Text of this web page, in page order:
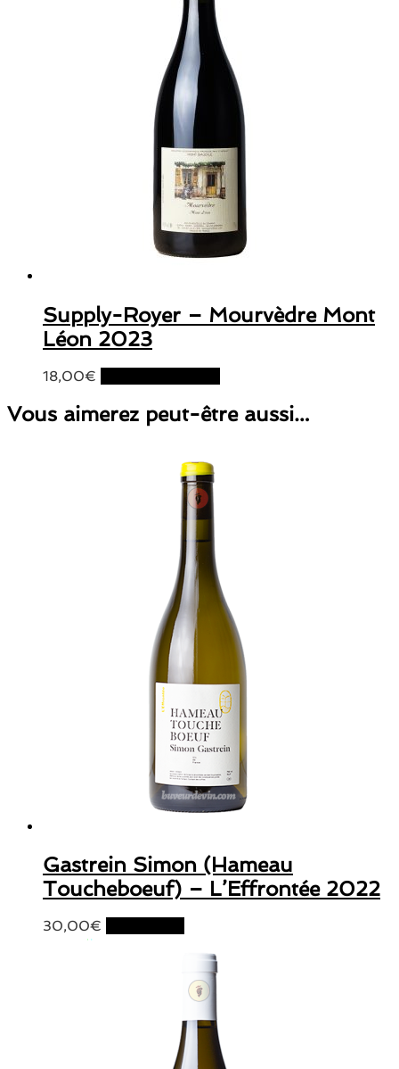
Supply-Royer – Mourvèdre Mont
Léon 2023
18,00€
Vous aimerez peut-être aussi…
Gastrein Simon (Hameau
Toucheboeuf) – L’Effrontée 2022
30,00€